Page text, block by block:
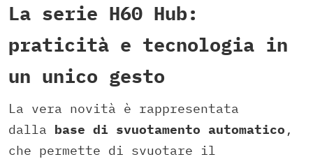
La serie H60 Hub:
praticità e tecnologia in
un unico gesto
La vera novità è rappresentata
dalla base di svuotamento automatico ,
che permette di svuotare il